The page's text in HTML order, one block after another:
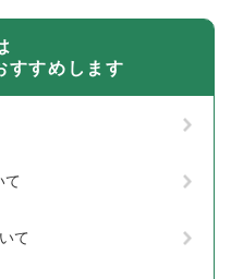
すすめします
て
て